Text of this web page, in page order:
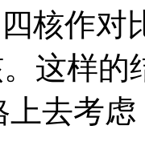
核作对
这样的
去考